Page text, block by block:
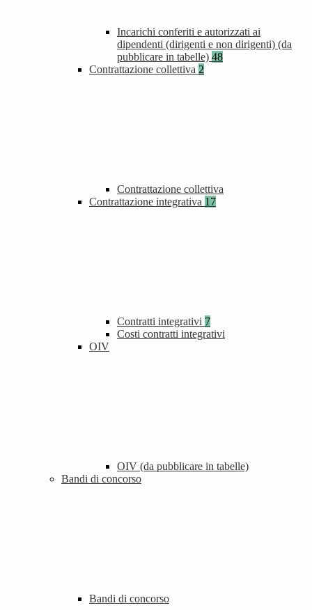
Incarichi conferiti e autorizzati ai
dipendenti (dirigenti e non dirigenti) (da
pubblicare in tabelle) 48
Contrattazione collettiva 2
Contrattazione collettiva
Contrattazione integrativa 17
Contratti integrativi 7
Costi contratti integrativi
OIV
OIV (da pubblicare in tabelle)
Bandi di concorso
Bandi di concorso